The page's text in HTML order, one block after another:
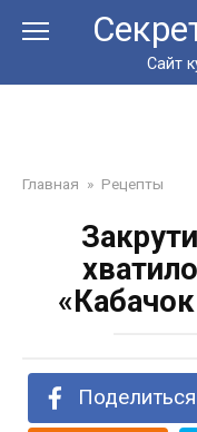
Сайт
Главная » Рецепты